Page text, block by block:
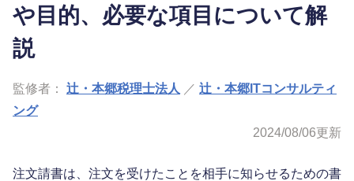
や目的、必要な項目について解
説
監修者： 辻・本郷税理士法人 ／ 辻・本郷ITコンサルティ
ング
2024/08/06更新
注文請書は、注文を受けたことを相手に知らせるための書